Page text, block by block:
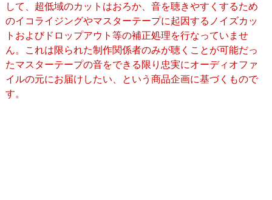
して、超低域のカットはおろか、音を聴きやすくするため
のイコライジングやマスターテープに起因するノイズカッ
トおよびドロップアウト等の補正処理を行なっていませ
ん。これは限られた制作関係者のみが聴くことが可能だっ
たマスターテープの音をできる限り忠実にオーディオファ
イルの元にお届けしたい、という商品企画に基づくもので
す。